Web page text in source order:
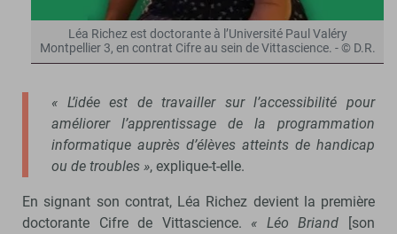
Léa Richez est doctorante à l’Université Paul Valéry
Montpellier 3, en contrat Cifre au sein de Vittascience. - © D.R.
« L’idée est de travailler sur l’accessibilité pour
améliorer l’apprentissage de la programmation
informatique auprès d’élèves atteints de handicap
ou de troubles », explique-t-elle.
En signant son contrat, Léa Richez devient la première
doctorante Cifre de Vittascience. « Léo Briand [son